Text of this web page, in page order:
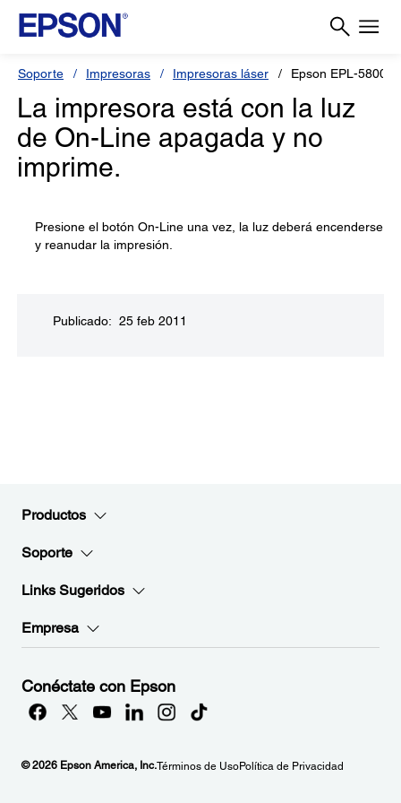
Soporte Impresoras Impresoras láser Epson EPL-5800
La impresora está con la luz
de On-Line apagada y no
imprime.
Presione el botón On-Line una vez, la luz deberá encenderse
y reanudar la impresión.
Publicado: 25 feb 2011
Productos
Soporte
Links Sugeridos
Empresa
Conéctate con Epson
© 2026 Epson America, Inc.Términos de UsoPolítica de Privacidad